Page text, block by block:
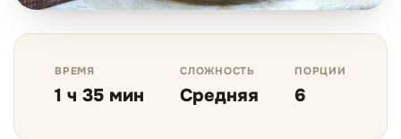
ВРЕМЯ
1 ч 35 мин
СЛОЖНОСТЬ
Средняя
ПОРЦИИ
6